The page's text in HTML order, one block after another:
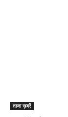
ताजा ख़बरें